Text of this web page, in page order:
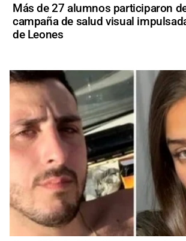
Más de 27 alumnos participaron
campaña de salud visual
de Leones